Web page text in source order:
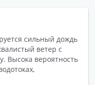
обсуждения
сильный дождь
ветер с
Высока вероятность